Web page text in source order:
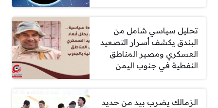
تحليل سياسي شامل من
البندق يكشف أسرار التصعيد
العسكري ومصير المناطق
النفطية في جنوب اليمن
الزمالك يضرب بيد من حديد